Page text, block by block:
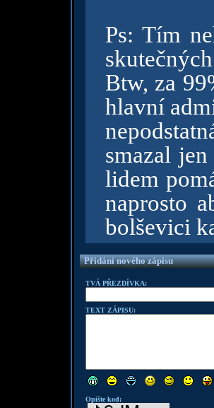
Ps: Tím
Btw, za
hlavní
smazal
lidem
naprosto
bolševici
Přidání nového zápisu
TVÁ PŘEZDÍVKA:
TEXT ZÁPISU:
Opište kod: